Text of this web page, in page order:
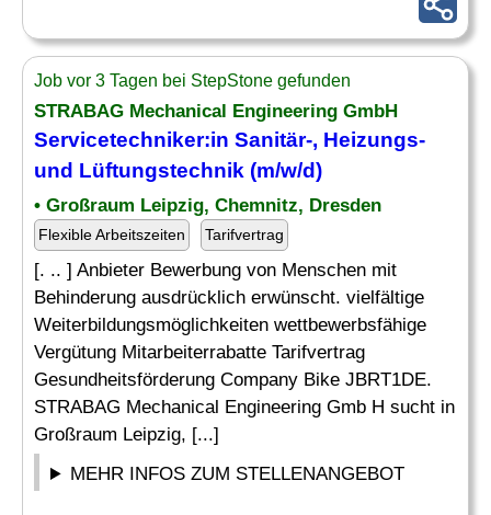
Job vor 3 Tagen bei StepStone gefunden
STRABAG Mechanical Engineering GmbH
Servicetechniker:in Sanitär-, Heizungs-
und Lüftungstechnik (m/w/d)
• Großraum Leipzig, Chemnitz, Dresden
Flexible Arbeitszeiten Tarifvertrag
[. .. ] Anbieter Bewerbung von Menschen mit
Behinderung ausdrücklich erwünscht. vielfältige
Weiterbildungsmöglichkeiten wettbewerbsfähige
Vergütung Mitarbeiterrabatte Tarifvertrag
Gesundheitsförderung Company Bike JBRT1DE.
STRABAG Mechanical Engineering Gmb H sucht in
Großraum Leipzig, [...]
MEHR INFOS ZUM STELLENANGEBOT